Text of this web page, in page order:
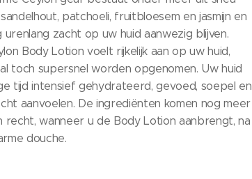
patchoeli, fruitbloesem en jasmijn en
urenlang zacht op uw huid aanwezig blijven.
Body Lotion voelt rijkelijk aan op uw huid,
toch supersnel worden opgenomen. Uw huid
tijd intensief gehydrateerd, gevoed, soepel en
aanvoelen. De ingrediënten komen nog meer
recht, wanneer u de Body Lotion aanbrengt, na
douche.